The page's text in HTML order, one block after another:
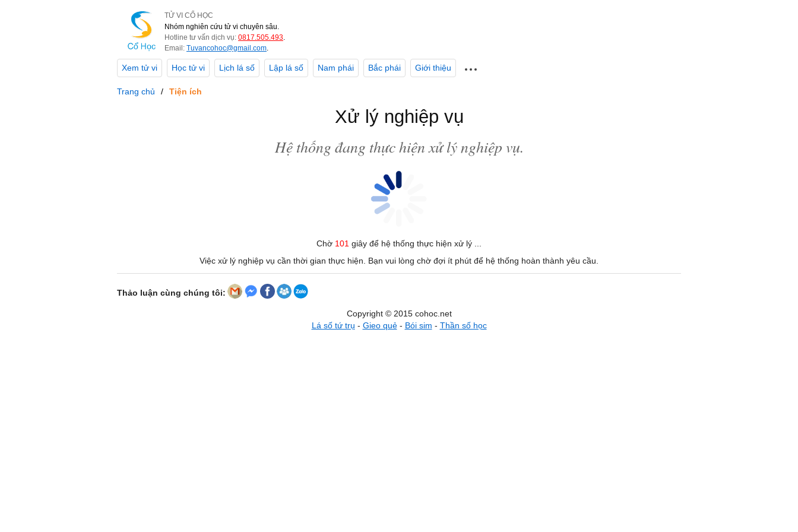
TỬ VI CỔ HỌC
Nhóm nghiên cứu tử vi chuyên sâu.
Hotline tư vấn dịch vụ: 0817.505.493.
Email: Tuvancohoc@gmail.com.
Xem tử vi Học tử vi Lịch lá số Lập lá số Nam phái Bắc phái Giới thiệu
Trang chủ Tiện ích
Xử lý nghiệp vụ
Hệ thống đang thực hiện xử lý nghiệp vụ.
Chờ 101 giây để hệ thống thực hiện xử lý ...
Việc xử lý nghiệp vụ cần thời gian thực hiện. Bạn vui lòng chờ đợi ít phút để hệ thống hoàn thành yêu cầu.
Thảo luận cùng chúng tôi:
Copyright © 2015 cohoc.net
Lá số tứ trụ - Gieo quẻ- Bói sim - Thần số học